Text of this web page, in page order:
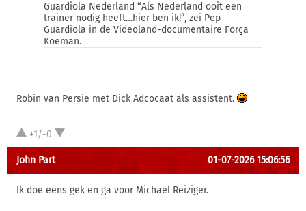
Guardiola Nederland “Als Nederland ooit een
trainer nodig heeft…hier ben ik!”, zei Pep
Guardiola in de Videoland-documentaire Força
Koeman.
Robin van Persie met Dick Adcocaat als assistent.
+1/-0
John Part 01-07-2026 15:06:56
Ik doe eens gek en ga voor Michael Reiziger.